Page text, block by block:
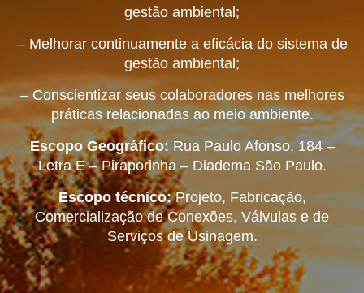
gestão ambiental;
– Melhorar continuamente a eficácia do sistema de
gestão ambiental;
– Conscientizar seus colaboradores nas melhores
práticas relacionadas ao meio ambiente.
Escopo Geográfico:Rua Paulo Afonso, 184 –
Letra E – Piraporinha – Diadema São Paulo.
Escopo técnico:Projeto, Fabricação,
Comercialização de Conexões, Válvulas e de
Serviços de Usinagem.